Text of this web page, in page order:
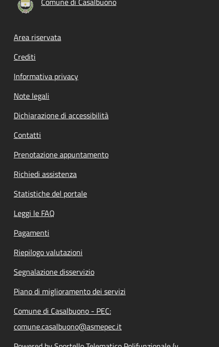
Footer menu
Area riservata
Crediti
Informativa privacy
Note legali
Dichiarazione di accessibilità
Contatti
Prenotazione appuntamento
Richiedi assistenza
Statistiche del portale
Leggi le FAQ
Pagamenti
Riepilogo valutazioni
Segnalazione disservizio
Piano di miglioramento dei servizi
Comune di Casalbuono - PEC:
comune.casalbuono@asmepec.it